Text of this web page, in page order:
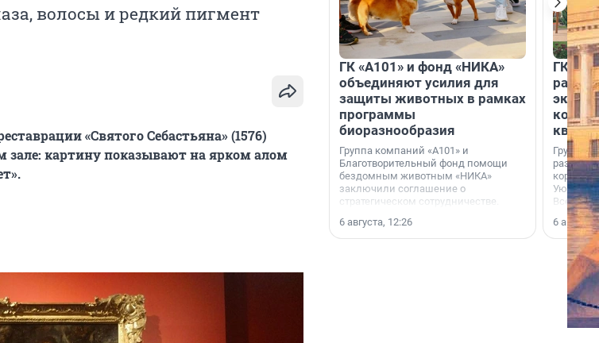
волосы и редкий пигмент
«Святого Себастьяна» (1576)
зале: картину показывают на ярком алом
ГК «А101» и фонд «НИКА»
объединяют усилия для
защиты животных в рамках
программы
биоразнообразия
Группа компаний «А101» и
Благотворительный фонд помощи
бездомным животным «НИКА»
заключили соглашение о
стратегическом сотрудничестве.
6 августа, 12:26
ГК
Группа
корпуса
Уютный
6